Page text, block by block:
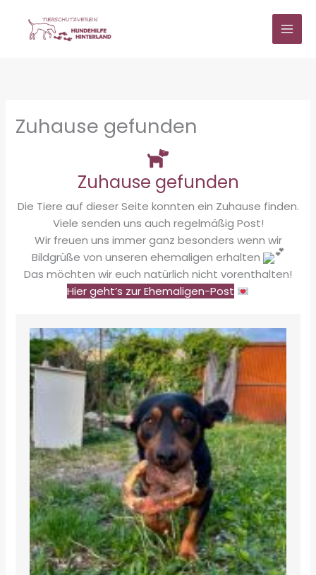
springen
Zuhause gefunden
Zuhause gefunden
Die Tiere auf dieser Seite konnten ein Zuhause finden.
Viele senden uns auch regelmäßig Post!
Wir freuen uns immer ganz besonders wenn wir
Bildgrüße von unseren ehemaligen erhalten
Das möchten wir euch natürlich nicht vorenthalten!
Hier geht’s zur Ehemaligen-Post